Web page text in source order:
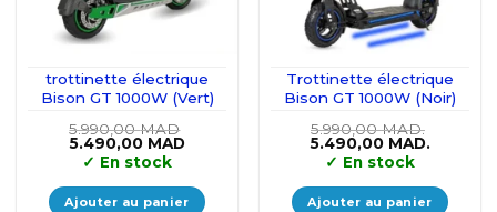
trottinette électrique
Bison GT 1000W (Vert)
5.990,00MAD
Le
prix
initial
était :
5.990,00 MAD.
5.490,00 MADLe
est :
5.490,00 MAD.
✓ En stock
Ajouter au panier
Trottinette électrique
Bison GT 1000W (Noir)
5.990,00MAD.
Le
prix
initial
était :
5.990,00 MAD..
5.490,00 MAD.Le
est :
✓ En stock
Ajouter au panier